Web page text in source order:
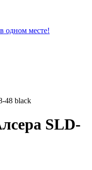
одном месте!
48 black
SLD-